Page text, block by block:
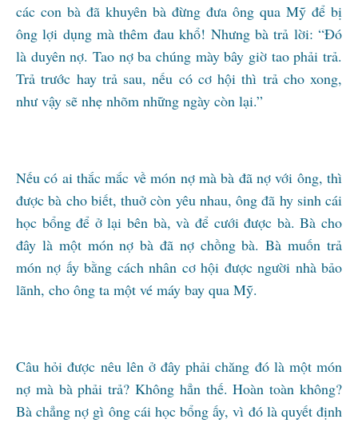
các con bà đã khuyên bà đừng đưa ông qua Mỹ để bị
ông lợi dụng mà thêm đau khổ! Nhưng bà trả lời: “Đó
là duyên nợ. Tao nợ ba chúng mày bây giờ tao phải trả.
Trả trước hay trả sau, nếu có cơ hội thì trả cho xong,
như vậy sẽ nhẹ nhõm những ngày còn lại.”
Nếu có ai thắc mắc về món nợ mà bà đã nợ với ông, thì
được bà cho biết, thuở còn yêu nhau, ông đã hy sinh cái
học bổng để ở lại bên bà, và để cưới được bà. Bà cho
đây là một món nợ bà đã nợ chồng bà. Bà muốn trả
món nợ ấy bằng cách nhân cơ hội được người nhà bảo
lãnh, cho ông ta một vé máy bay qua Mỹ.
Câu hỏi được nêu lên ở đây phải chăng đó là một món
nợ mà bà phải trả? Không hẳn thế. Hoàn toàn không?
Bà chẳng nợ gì ông cái học bổng ấy, vì đó là quyết định